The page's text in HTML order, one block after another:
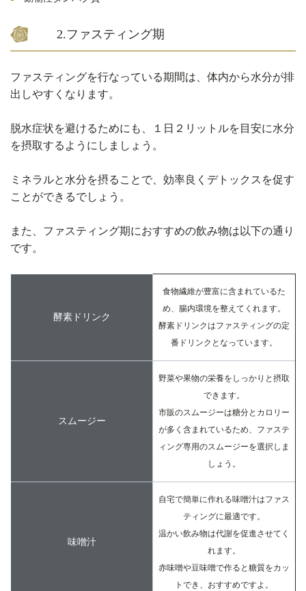
2.ファスティング期
ファスティングを行なっている期間は、体内から水分が排
出しやすくなります。
脱水症状を避けるためにも、１日２リットルを目安に水分
を摂取するようにしましょう。
ミネラルと水分を摂ることで、効率良くデトックスを促す
ことができるでしょう。
また、ファスティング期におすすめの飲み物は以下の通り
です。
酵素ドリンク
食物繊維が豊富に含まれているた
め、腸内環境を整えてくれます。
酵素ドリンクはファスティングの定
番ドリンクとなっています。
スムージー
野菜や果物の栄養をしっかりと摂取
できます。
市販のスムージーは糖分とカロリー
が多く含まれているため、ファステ
ィング専用のスムージーを選択しま
しょう。
味噌汁
自宅で簡単に作れる味噌汁はファス
ティングに最適です。
温かい飲み物は代謝を促進させてく
れます。
赤味噌や豆味噌で作ると糖質をカッ
トでき、おすすめですよ。